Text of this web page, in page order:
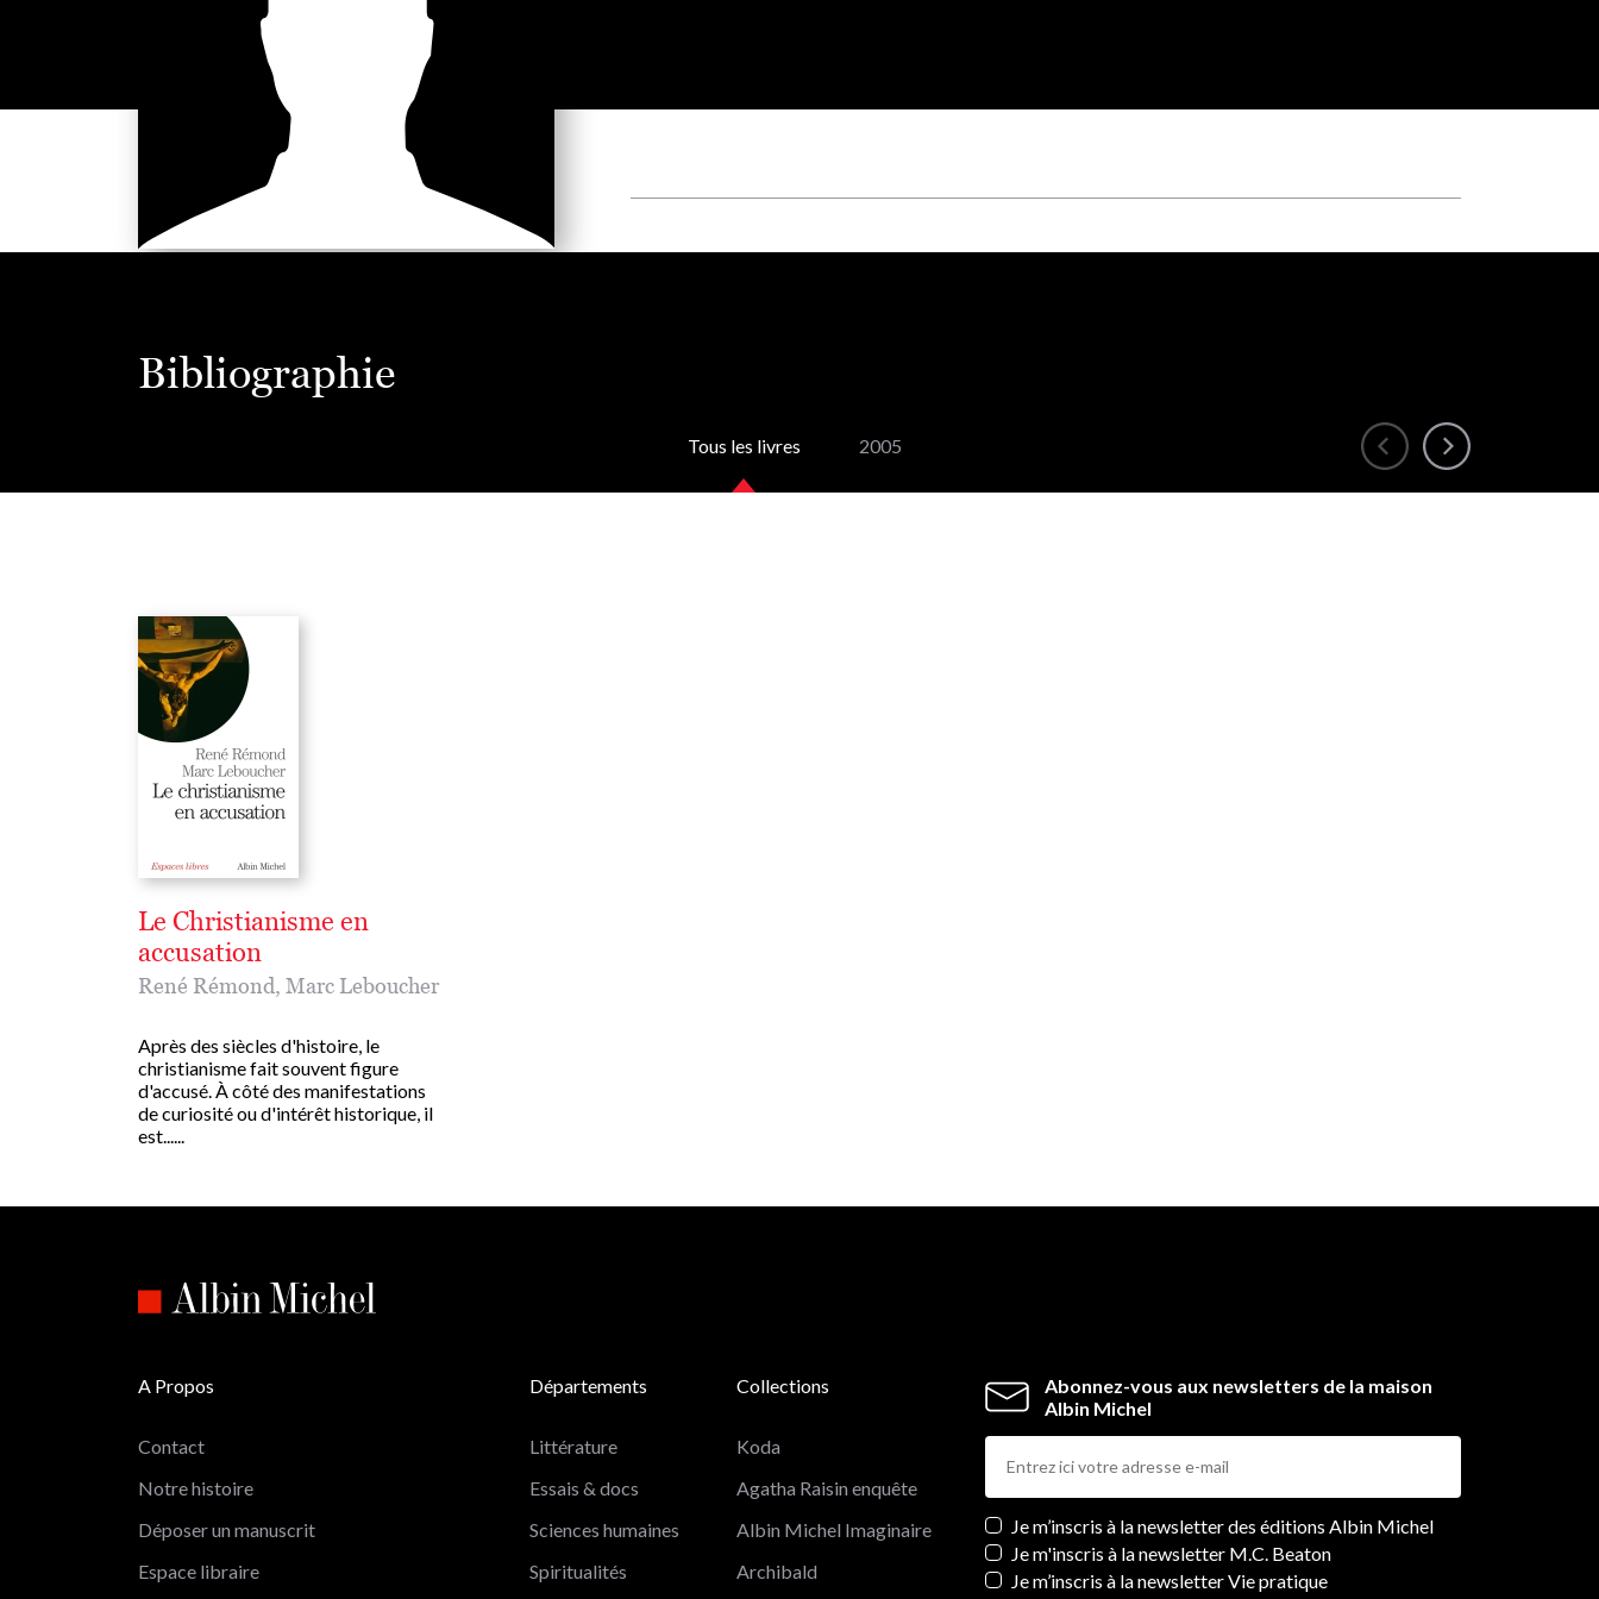
Bibliographie
Tous les livres 2005
Le Christianisme en
accusation
René Rémond, Marc Leboucher
Après des siècles d'histoire, le
christianisme fait souvent figure
d'accusé. À côté des manifestations
de curiosité ou d'intérêt historique, il
est......
Abonnez-vous aux newsletters de la maison
Albin Michel
Newsletters
Je m’inscris à la newsletter des éditions Albin Michel
Je m'inscris à la newsletter M.C. Beaton
Je m’inscris à la newsletter Vie pratique
A Propos
Contact
Notre histoire
Déposer un manuscrit
Espace libraire
Départements
Littérature
Essais & docs
Sciences humaines
Spiritualités
Collections
Koda
Agatha Raisin enquête
Albin Michel Imaginaire
Archibald